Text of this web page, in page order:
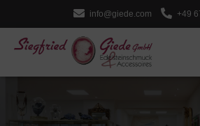
info@giede.com +49